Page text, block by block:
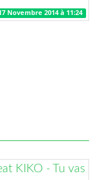
Novembre 2014 à 11:24
KIKO - Tu vas